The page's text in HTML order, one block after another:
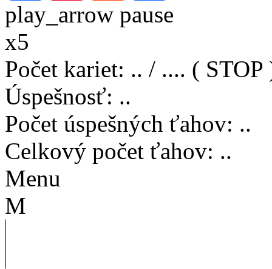
play_arrow pause
x5
Počet kariet: .. / .... ( STOP
Úspešnosť: ..
Počet úspešných ťahov: ..
Celkový počet ťahov: ..
Menu
M